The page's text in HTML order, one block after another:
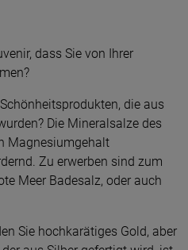
dass Sie von Ihrer
die aus
Die Mineralsalze des
Magnesiumgehalt
Zu erwerben sind zum
Meer Badesalz, oder auch
Sie hochkarätiges Gold, aber